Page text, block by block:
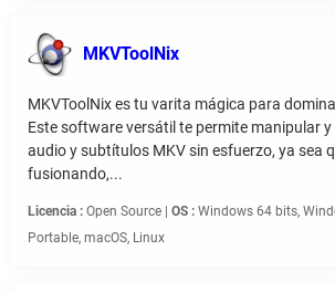
MKVToolNix
MKVToolNix es tu varita mágica para
Este software versátil te permite manipular y
audio y subtítulos MKV sin esfuerzo, ya sea
fusionando,...
Licencia : Open Source | OS : Windows 64 bits,
Portable, macOS, Linux